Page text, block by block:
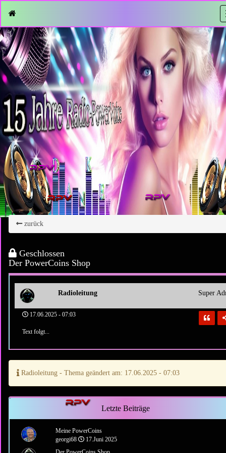
zurück
Geschlossen
Der PowerCoins Shop
Radioleitung Super
17.06.2025 - 07:03
Text folgt...
Radioleitung - Thema geändert am: 17.06.2025 - 07:03
Letzte Beiträge
Meine PowerCoins
georgi68
17.Juni 2025